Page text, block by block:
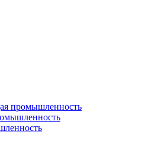
промышленность